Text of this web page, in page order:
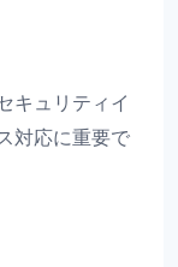
キュリティイ
対応に重要で